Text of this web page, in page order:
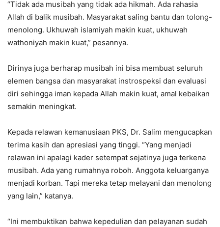
“Tidak ada musibah yang tidak ada hikmah. Ada rahasia
Allah di balik musibah. Masyarakat saling bantu dan tolong-
menolong. Ukhuwah islamiyah makin kuat, ukhuwah
wathoniyah makin kuat,” pesannya.
Dirinya juga berharap musibah ini bisa membuat seluruh
elemen bangsa dan masyarakat instrospeksi dan evaluasi
diri sehingga iman kepada Allah makin kuat, amal kebaikan
semakin meningkat.
Kepada relawan kemanusiaan PKS, Dr. Salim mengucapkan
terima kasih dan apresiasi yang tinggi. “Yang menjadi
relawan ini apalagi kader setempat sejatinya juga terkena
musibah. Ada yang rumahnya roboh. Anggota keluarganya
menjadi korban. Tapi mereka tetap melayani dan menolong
yang lain,” katanya.
“Ini membuktikan bahwa kepedulian dan pelayanan sudah